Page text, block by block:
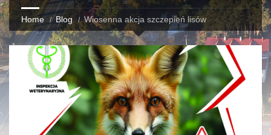
Home Blog Wiosenna akcja szczepień lisów